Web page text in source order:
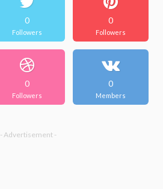
0
Followers
0
Followers
0
Followers
0
Members
- Advertisement -